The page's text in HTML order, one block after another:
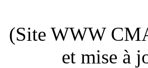
(Site WWW
et mise à